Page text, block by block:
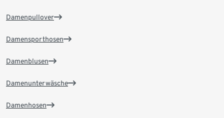
Damenpullover
Damensporthosen
Damenblusen
Damenunterwäsche
Damenhosen